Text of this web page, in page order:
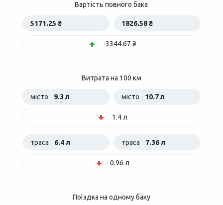
Вартість повного бака
5171.25 ₴ 1826.58 ₴
-3344.67 ₴
Витрата на 100 км
місто 9.3 л місто 10.7 л
1.4 л
траса 6.4 л траса 7.36 л
0.96 л
Поїздка на одному баку